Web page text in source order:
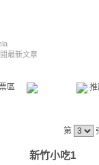
最新文章
區 影像館
第
新竹小吃1